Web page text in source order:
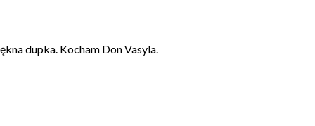
dupka. Kocham Don Vasyla.